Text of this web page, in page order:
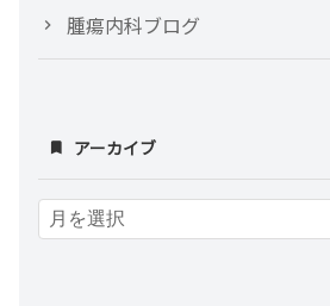
腫瘍内科ブログ
アーカイブ
ー
カ